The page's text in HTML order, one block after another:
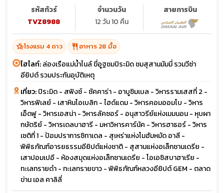
รหัสทัวร์
TVZ8988
จำนวนวัน
12 วัน 10 คืน
สายการบิน
hotel_classโรงแรม 4 ดาว restaurant อาหาร 28 มื้อ
ไฮไลท์:ล่องเรือแม่น้ำไนล์ ขี่อูฐชมปิระมิด ชมสุสานมัมมี่ รวมวีซ่า
อียิปต์ รวมประกันอุบัติเหตุ
เที่ยว:ปิระมิด - สฟิงซ์ - ซัคคาร่า - อาบูซิมเบล - วิหารรามเสสที่ 2 -
วิหารฟิเลย์ - เสาหินโอเบลิก - ไฮด์แดม - วิหารคอมออมโบ - วิหาร
เอ็ดฟู - วิหารเอสน่า - วิหารลัคซอร์ - อนุสาวรีย์แห่งเมมนอน - หุบผา
กษัตริย์ - วิหารเดลบาฮารี - มหาวิหารคาร์นัค - วิหารฮาธอร์ - วิหาร
เซติที่ 1 - ป้อมปราการซิทาเดล - สุเหร่าแห่งโมฮัมหมัด อาลี -
พิพิธภัณฑ์อารยธรรมอียิปต์แห่งชาติ - สุสานแห่งอเล็กซานเดรีย -
เสาปอมเปอี - ห้องสมุดแห่งอเล็กซานเดรีย - โอเอซิสบาฮาเรีย -
ทะเลทรายดำ - ทะเลทรายขาว - พิพิธภัณฑ์หลวงอียิปต์ GEM - ตลาด
ข่าน เอล คาลิลี่